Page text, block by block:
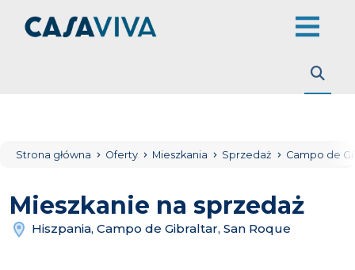
Strona główna Oferty Mieszkania Sprzedaż Campo de
Mieszkanie na sprzedaż
Hiszpania, Campo de Gibraltar, San Roque